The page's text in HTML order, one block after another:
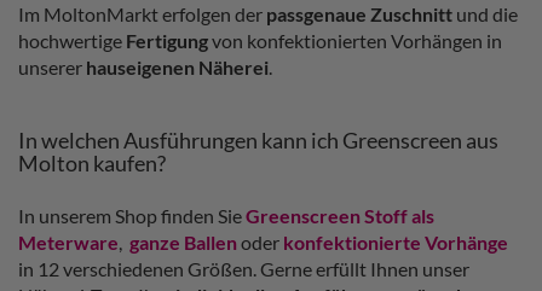
Im MoltonMarkt erfolgen der passgenaue Zuschnitt und die
hochwertige Fertigungvon konfektionierten Vorhängen in
unserer hauseigenen Näherei
In welchen Ausführungen kann ich Greenscreen aus
Molton kaufen?
In unserem Shop finden SieGreenscreen Stoff als
Meterware ganze Ballenoder konfektionierte Vorhänge
in 12 verschiedenen Größen. Gerne erfüllt Ihnen unser